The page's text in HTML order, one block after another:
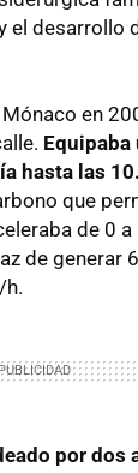
el desarrollo
en
Equipaba
hasta las
que
de 0
de generar
h.
por dos